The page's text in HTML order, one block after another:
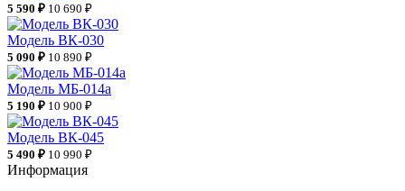
5 590 ₽ 10 690 ₽
Модель ВК-030
5 090 ₽ 10 890 ₽
Модель МБ-014а
5 190 ₽ 10 900 ₽
Модель ВК-045
5 490 ₽ 10 990 ₽
Информация